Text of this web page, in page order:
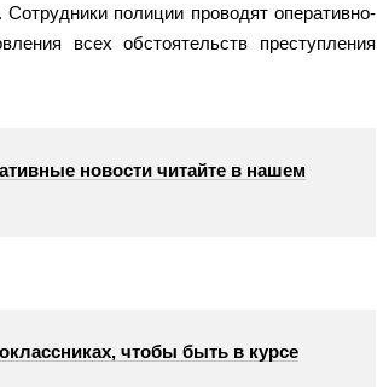
полиции проводят оперативно-
всех обстоятельств преступления
новости читайте в нашем
чтобы быть в курсе